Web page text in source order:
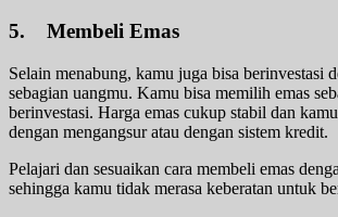
5. Membeli Emas
Selain menabung, kamu juga bisa berinvestasi
sebagian uangmu. Kamu bisa memilih emas
berinvestasi. Harga emas cukup stabil dan
dengan mengangsur atau dengan sistem kredit.
Pelajari dan sesuaikan cara membeli emas
sehingga kamu tidak merasa keberatan untuk